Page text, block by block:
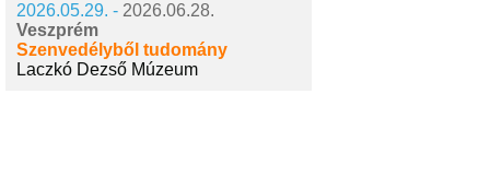
2026.05.29. - 2026.06.28.
Veszprém
Szenvedélyből tudomány
Laczkó Dezső Múzeum